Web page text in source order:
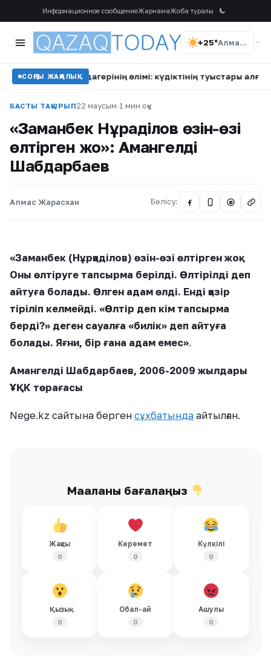
Информационное сообщениеЖарнамаЖоба туралы
+25° Алматы
СОҢҒЫ ЖАҢАЛЫҚ
полиция ардагерінің өлімі: күдіктінің туыстары алғаш рет
БАСТЫ ТАҚЫРЫП22 маусым·1 мин оқу
«Заманбек Нұрқаділов өзін-өзі
өлтірген жоқ»: Амангелді
Шабдарбаев
Алмас Жарасхан Бөлісу: @
«Заманбек (Нұрқаділов) өзін-өзі өлтірген жоқ.
Оны өлтіруге тапсырма берілді. Өлтірілді деп
айтуға болады. Өлген адам өлді. Енді қазір
тіріліп келмейді. «Өлтір деп кім тапсырма
берді?» деген сауалға «билік» деп айтуға
болады. Яғни, бір ғана адам емес».
Амангелді Шабдарбаев, 2006-2009 жылдары
ҰҚК төрағасы
Nege.kz сайтына берген сұхбатында айтылған.
Мақаланы бағалаңыз
Жақсы
0
Керемет
0
Күлкілі
0
Қызық
0
Обал-ай
0
Ашулы
0